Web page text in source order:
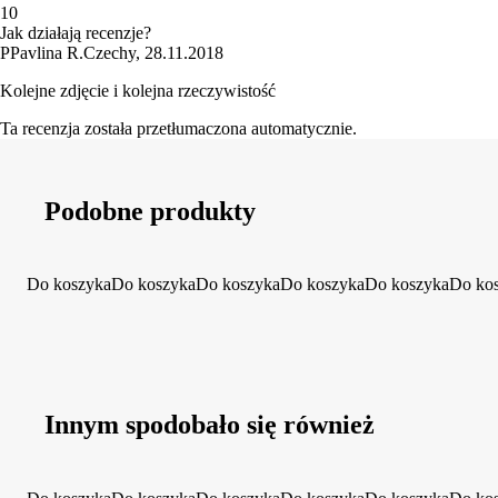
10
Jak działają recenzje?
PPavlina R.Czechy, 28.11.2018
Kolejne zdjęcie i kolejna rzeczywistość
Ta recenzja została przetłumaczona automatycznie.
Podobne produkty
Do koszykaDo koszykaDo koszykaDo koszykaDo koszykaDo
Innym spodobało się również